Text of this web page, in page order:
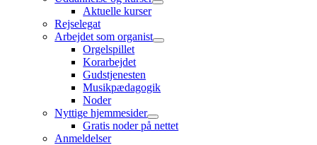
Aktuelle kurser
Rejselegat
Arbejdet som organist
Orgelspillet
Korarbejdet
Gudstjenesten
Musikpædagogik
Noder
Nyttige hjemmesider
Gratis noder på nettet
Anmeldelser